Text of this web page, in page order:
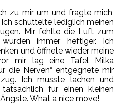
zu mir um und fragte mich,
schüttelte lediglich meinen
Mir fehlte die Luft zum
immer heftiger. Ich
und öffnete wieder meine
mir lag eine Tafel Milka
die Nerven“ entgegnete mir
Ich musste lachen und
für einen kleinen
What a nice move!